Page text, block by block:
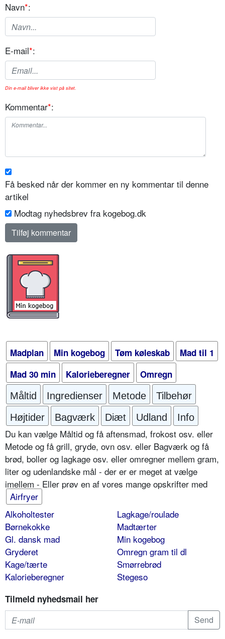
Navn*:
E-mail*:
Din e-mail bliver ikke vist på sitet.
Kommentar*:
Få besked når der kommer en ny kommentar til denne
artikel
Modtag nyhedsbrev fra kogebog.dk
Madplan Min kogebog Tøm køleskab
Mad til 1
Mad 30 min
Kalorieberegner Omregn
Måltid Ingredienser Metode
Tilbehør
Højtider
Bagværk Diæt Udland Info
Du kan vælge Måltid og få aftensmad, frokost osv. eller
Metode og få grill, gryde, ovn osv. eller Bagværk og få
brød, boller og lagkage osv. eller omregner mellem gram,
liter og udenlandske mål - der er er meget at vælge
imellem - Eller prøv en af vores mange opskrifter med
Airfryer
Alkoholtester
Børnekokke
Gl. dansk mad
Gryderet
Kage/tærte
Kalorieberegner
Lagkage/roulade
Madtærter
Min kogebog
Omregn gram til dl
Smørrebrød
Stegeso
Tilmeld nyhedsmail her